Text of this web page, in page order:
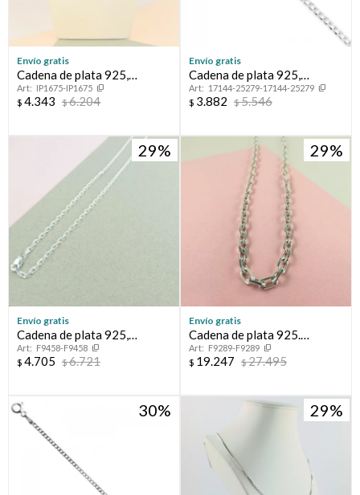
Envío gratis
Cadena de plata 925,
GRUMETTE
IP1675-IP1675
$ 4.343 $6.204
Envío gratis
Cadena de plata 925,
GRUMETTE, 60 cm..
17144-25279-17144-25279
$ 3.882 $5.546
29
Envío gratis
Cadena de plata 925,
Modelo FORCET italiana.
F9458-F9458
$ 4.705 $6.721
29
Envío gratis
Cadena de plata 925.
Modelo, FORCET.
F9289-F9289
$ 19.247 $27.495
30 29